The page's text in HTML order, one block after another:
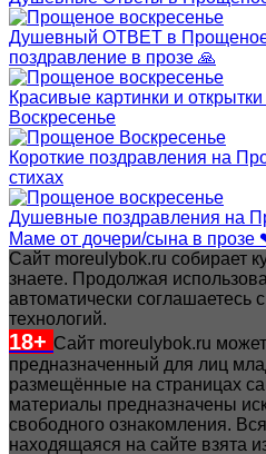
Душевный ОТВЕТ в Прощеное
поздравление в прозе 🙏
Красивые картинки и
Воскресенье
Короткие поздравления на
стихах
Душевные поздравления на
Маме от дочери/сына в прозе
Сайт moreulybok.ru собирает
знаете. Продолжая
автоматически соглашаетесь
технологий.
18+ Сайт moreulybok.ru
предназначенный для лиц
размещённые на страницах
материалы предназначены
свободного ознакомления.
находящаяся на сайте взята